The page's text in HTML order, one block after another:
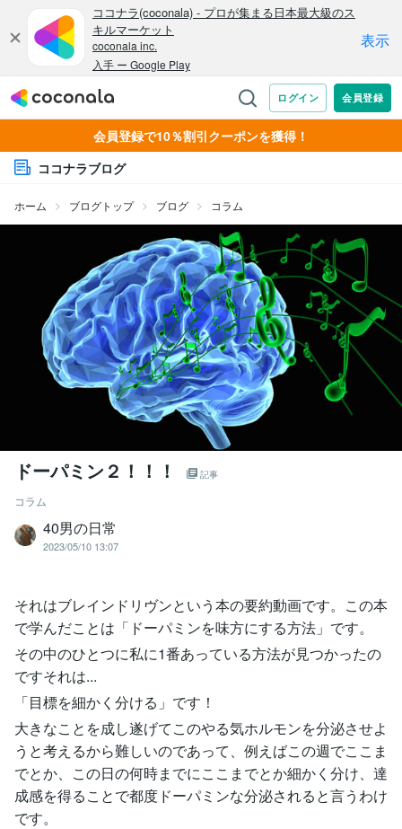
会員登録で10％割引クーポンを獲得！
ココナラブログ
ホーム ブログトップ ブログ コラム
ドーパミン２！！！ 記事
コラム
40男の日常
2023/05/10 13:07
それはブレインドリヴンという本の要約動画です。この本
で学んだことは「ドーパミンを味方にする方法」です。
その中のひとつに私に1番あっている方法が見つかったの
です︎それは...
「目標を細かく分ける」です！
大きなことを成し遂げてこのやる気ホルモンを分泌させよ
うと考えるから難しいのであって、例えばこの週でここま
でとか、この日の何時までにここまでとか細かく分け、達
成感を得ることで都度ドーパミンな分泌されると言うわけ
です。